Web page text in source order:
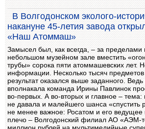
В Волгодонском эколого-
накануне 45-летия завода
«Наш Атоммаш»
Замысел был, как всегда, – за пределами
небольшом музейном зале вместить
трубы» сорока пяти атоммашевских лет.
информации. Несколько тысяч
результат оказался выше заданного. Ведь
вполнакала команда Ирины Павлинок
во-первых. А во-вторых и главное –
не давала и малейшего шанса «спустить
не менее важное: Росатом и его ведущее
плечо – Волгодонский филиал АО «АЭМ-